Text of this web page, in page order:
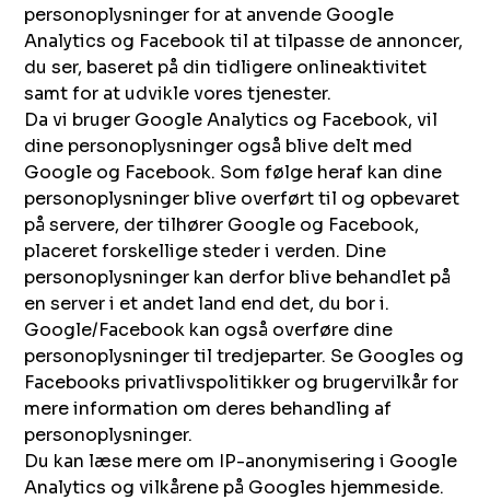
personoplysninger for at anvende Google
Analytics og Facebook til at tilpasse de annoncer,
du ser, baseret på din tidligere onlineaktivitet
samt for at udvikle vores tjenester.
Da vi bruger Google Analytics og Facebook, vil
dine personoplysninger også blive delt med
Google og Facebook. Som følge heraf kan dine
personoplysninger blive overført til og opbevaret
på servere, der tilhører Google og Facebook,
placeret forskellige steder i verden. Dine
personoplysninger kan derfor blive behandlet på
en server i et andet land end det, du bor i.
Google/Facebook kan også overføre dine
personoplysninger til tredjeparter. Se Googles og
Facebooks privatlivspolitikker og brugervilkår for
mere information om deres behandling af
personoplysninger.
Du kan læse mere om IP-anonymisering i Google
Analytics og vilkårene på Googles hjemmeside.